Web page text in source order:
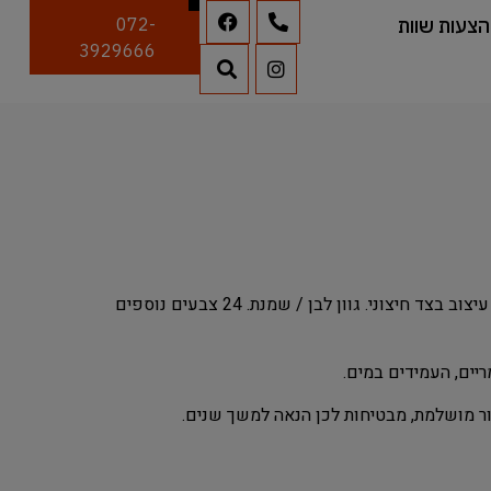
שוות
072-
3929666
דלת פנים מעוצבת עם חריצה 3 שקעים מדורגים. עיצוב בצד חיצוני. גוון לבן / שמנת. 24 צבעים נוספים
העמידים במים.
מושלמת, מבטיחות לכן הנאה למשך שנים.